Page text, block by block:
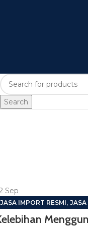
Search
Sep
JASA IMPORT RESMI, JASA